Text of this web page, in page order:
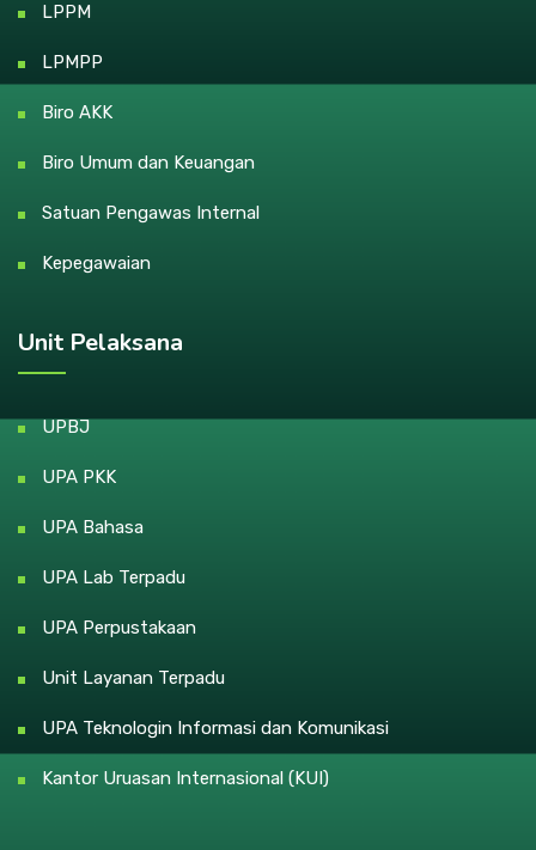
LPPM
LPMPP
Biro AKK
Biro Umum dan Keuangan
Satuan Pengawas Internal
Kepegawaian
Unit Pelaksana
UPBJ
UPA PKK
UPA Bahasa
UPA Lab Terpadu
UPA Perpustakaan
Unit Layanan Terpadu
UPA Teknologin Informasi dan Komunikasi
Kantor Uruasan Internasional (KUI)